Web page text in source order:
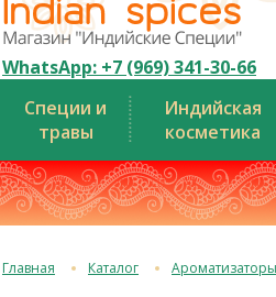
WhatsApp: +7 (969) 341-30-66
Специи и
травы
Индийская
косметика
Главная Каталог